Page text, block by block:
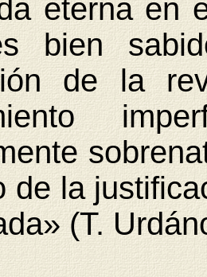
eterna en
bien
de la
de la
(T.